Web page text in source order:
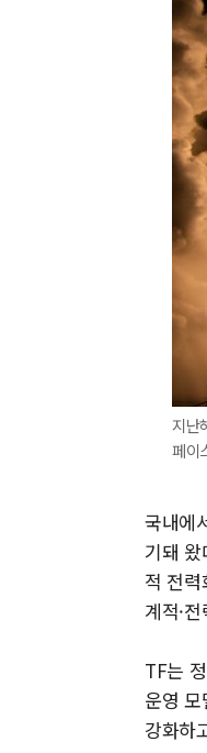
지난
페
국내에
기돼
적 전
계적·
TF는
운영 모
강화하